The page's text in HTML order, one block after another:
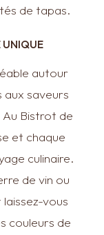
de tapas.
UNIQUE
autour
saveurs
Bistrot de
et chaque
culinaire.
de vin ou
vous
couleurs de